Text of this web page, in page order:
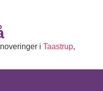
i Taastrup,